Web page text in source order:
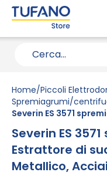
Home Piccoli
Spremiagrumi/
Severin ES
Estrattore di
Metallico,